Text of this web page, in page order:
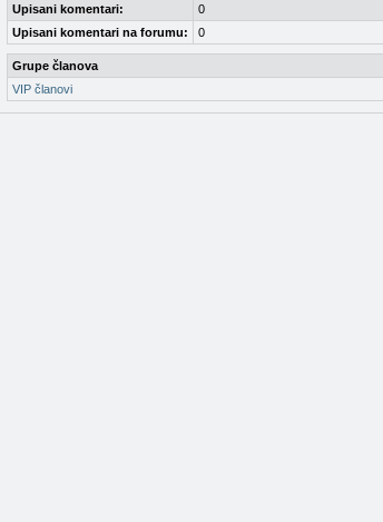
Upisani komentari:
0
Upisani komentari na forumu:
0
Grupe članova
VIP članovi